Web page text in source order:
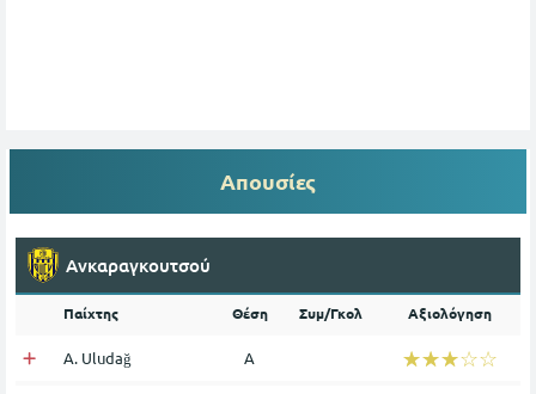
Απουσίες
Ανκαραγκουτσού
Παίχτης Θέση Συμ/Γκολ Αξιολόγηση
A. Uludağ Α ☆☆☆☆☆
★★★★★